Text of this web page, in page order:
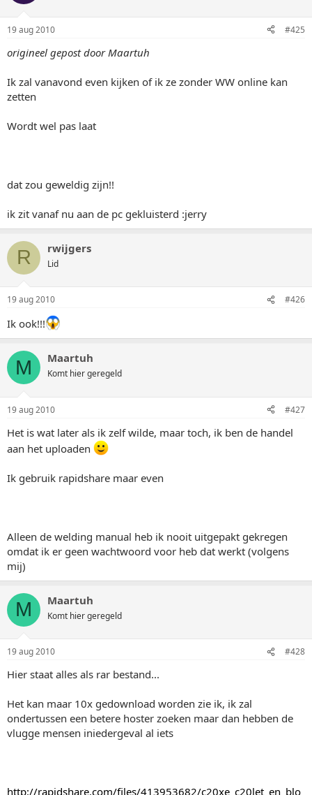
19 aug 2010 #425
origineel gepost door Maartuh
Ik zal vanavond even kijken of ik ze zonder WW online kan
zetten
Wordt wel pas laat
dat zou geweldig zijn!!
ik zit vanaf nu aan de pc gekluisterd :jerry
R rwijgers
Lid
19 aug 2010 #426
Ik ook!!!
M Maartuh
Komt hier geregeld
19 aug 2010 #427
Het is wat later als ik zelf wilde, maar toch, ik ben de handel
aan het uploaden
Ik gebruik rapidshare maar even
Alleen de welding manual heb ik nooit uitgepakt gekregen
omdat ik er geen wachtwoord voor heb dat werkt (volgens
mij)
M Maartuh
Komt hier geregeld
19 aug 2010 #428
Hier staat alles als rar bestand...
Het kan maar 10x gedownload worden zie ik, ik zal
ondertussen een betere hoster zoeken maar dan hebben de
vlugge mensen iniedergeval al iets
http://rapidshare.com/files/413953682/c20xe_c20let_en_blo